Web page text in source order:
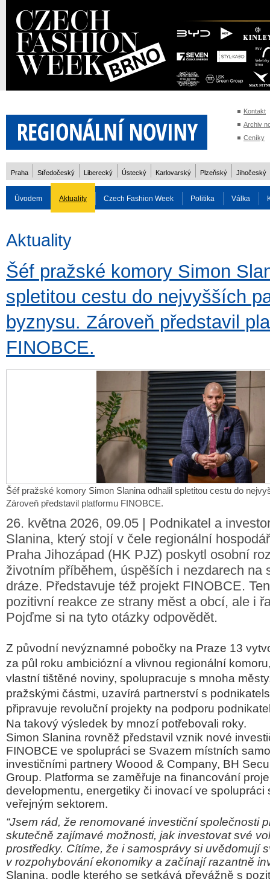
Kontakt
Archiv
Ceníky
Praha Středočeský Liberecký Ústecký Karlovarský Plzeňský Jihočeský
Úvodem Aktuality Czech Fashion Week Politika Válka
Rozhovory
Aktuality
Šéf pražské komory Simon
spletitou cestu do nejvyšších
byznysu. Zároveň představil
FINOBCE.
Šéf pražské komory Simon Slanina odhalil spletitou cestu do
Zároveň představil platformu FINOBCE.
26. května 2026, 09.05 | Podnikatel a
Slanina, který stojí v čele regionální
Praha Jihozápad (HK PJZ) poskytl osobní
životním příběhem, úspěších i nezdarech na
dráze. Představuje též projekt FINOBCE.
pozitivní reakce ze strany měst a obcí, ale i
Pojďme si na tyto otázky odpovědět.
Z původní nevýznamné pobočky na Praze 13
za půl roku ambiciózní a vlivnou regionální
vlastní tištěné noviny, spolupracuje s mnoha
pražskými částmi, uzavírá partnerství s
připravuje revoluční projekty na podporu
Na takový výsledek by mnozí potřebovali roky.
Simon Slanina rovněž představil vznik nové
FINOBCE ve spolupráci se Svazem místních
investičními partnery Woood & Company, BH
Group. Platforma se zaměřuje na financování
developmentu, energetiky či inovací ve spolupráci
veřejným sektorem.
“Jsem rád, že renomované investiční společnosti
skutečně zajímavé možnosti, jak investovat své
prostředky. Cítíme, že i samosprávy si uvědomují
v rozpohybování ekonomiky a začínají razantně
Slanina, podle kterého se setkává převážně s